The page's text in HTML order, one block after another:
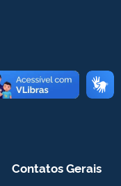
Contatos Gerais